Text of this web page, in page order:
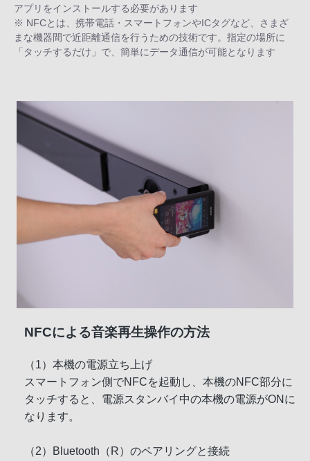
アプリをインストールする必要があります
※ NFCとは、携帯電話・スマートフォンやICタグなど、さまざ
まな機器間で近距離通信を行うための技術です。指定の場所に
「タッチするだけ」で、簡単にデータ通信が可能となります
NFCによる音楽再生操作の方法
（1）本機の電源立ち上げ
スマートフォン側でNFCを起動し、本機のNFC部分に
タッチすると、電源スタンバイ中の本機の電源がONに
なります。
（2）Bluetooth（R）のペアリングと接続